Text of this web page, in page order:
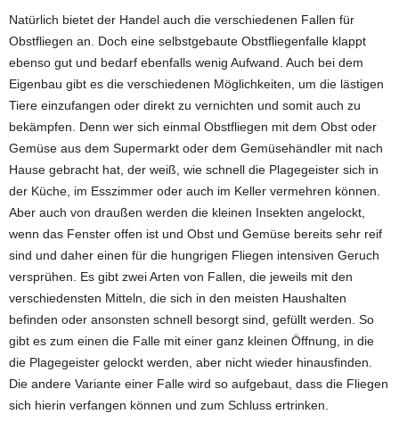
Natürlich bietet der Handel auch die verschiedenen Fallen für
Obstfliegen an. Doch eine selbstgebaute Obstfliegenfalle klappt
ebenso gut und bedarf ebenfalls wenig Aufwand. Auch bei dem
Eigenbau gibt es die verschiedenen Möglichkeiten, um die lästigen
Tiere einzufangen oder direkt zu vernichten und somit auch zu
bekämpfen. Denn wer sich einmal Obstfliegen mit dem Obst oder
Gemüse aus dem Supermarkt oder dem Gemüsehändler mit nach
Hause gebracht hat, der weiß, wie schnell die Plagegeister sich in
der Küche, im Esszimmer oder auch im Keller vermehren können.
Aber auch von draußen werden die kleinen Insekten angelockt,
wenn das Fenster offen ist und Obst und Gemüse bereits sehr reif
sind und daher einen für die hungrigen Fliegen intensiven Geruch
versprühen. Es gibt zwei Arten von Fallen, die jeweils mit den
verschiedensten Mitteln, die sich in den meisten Haushalten
befinden oder ansonsten schnell besorgt sind, gefüllt werden. So
gibt es zum einen die Falle mit einer ganz kleinen Öffnung, in die
die Plagegeister gelockt werden, aber nicht wieder hinausfinden.
Die andere Variante einer Falle wird so aufgebaut, dass die Fliegen
sich hierin verfangen können und zum Schluss ertrinken.